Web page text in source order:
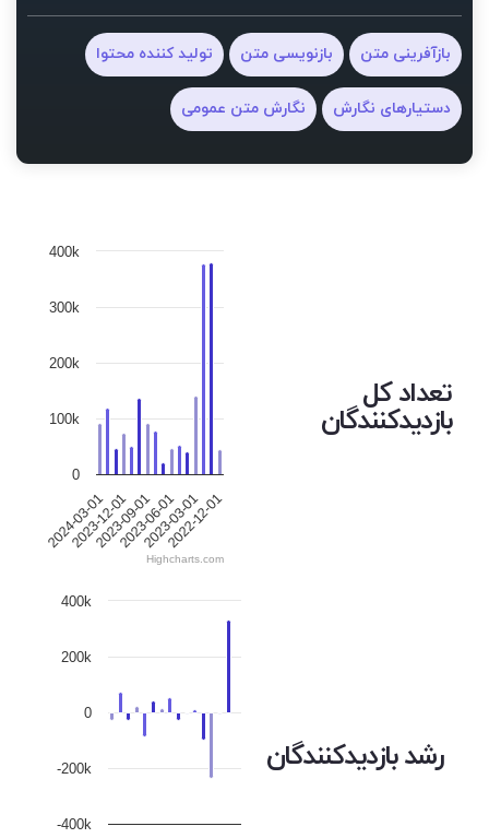
بازآفرینی متن بازنویسی متن تولید کننده محتوا
دستیارهای نگارش نگارش متن عمومی
تعداد کل
بازدیدکنندگان
2024-03-01
2023-12-01
2023-09-01
2023-06-01
2023-03-01
2022-12-01
0
100k
200k
300k
400k
Highcharts.com
رشد بازدیدکنندگان
-400k
-200k
0
200k
400k